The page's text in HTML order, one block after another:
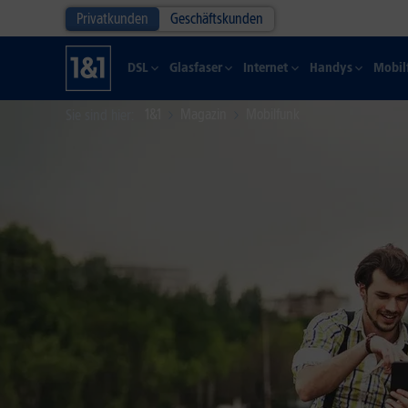
Privatkunden Geschäftskunden
DSL Glasfaser Internet Handys